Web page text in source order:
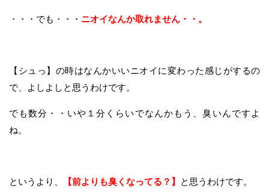
・・・でも・・・ ニオイなんか取れません・・。
【シュっ】の時はなんかいいニオイに変わった感じがするの
で、よしよしと思うわけです。
でも数分・・いや１分くらいでなんかもう、臭いんですよ
ね。
というより、 【前よりも臭くなってる？】 と思うわけです。